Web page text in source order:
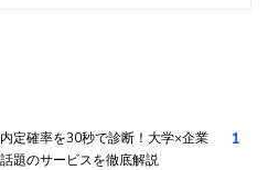
内定確率を30秒で診断！大学×企業
題のサービスを徹底解説
1